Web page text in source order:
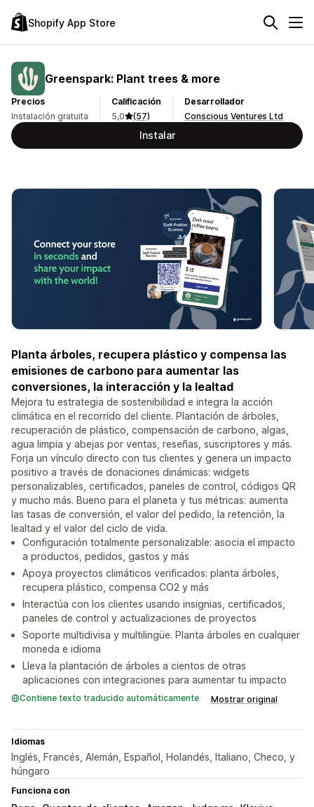
Shopify App Store
Greenspark: Plant trees & more
Precios
Instalación gratuita
Calificación
5,0
(57)
Desarrollador
Conscious Ventures Ltd
Instalar
Planta árboles, recupera plástico y compensa las
emisiones de carbono para aumentar las
conversiones, la interacción y la lealtad
Mejora tu estrategia de sostenibilidad e integra la acción
climática en el recorrido del cliente. Plantación de árboles,
recuperación de plástico, compensación de carbono, algas,
agua limpia y abejas por ventas, reseñas, suscriptores y más.
Forja un vínculo directo con tus clientes y genera un impacto
positivo a través de donaciones dinámicas: widgets
personalizables, certificados, paneles de control, códigos QR
y mucho más. Bueno para el planeta y tus métricas: aumenta
las tasas de conversión, el valor del pedido, la retención, la
lealtad y el valor del ciclo de vida.
Configuración totalmente personalizable: asocia el impacto
a productos, pedidos, gastos y más
Apoya proyectos climáticos verificados: planta árboles,
recupera plástico, compensa CO2 y más
Interactúa con los clientes usando insignias, certificados,
paneles de control y actualizaciones de proyectos
Soporte multidivisa y multilingüe. Planta árboles en cualquier
moneda e idioma
Lleva la plantación de árboles a cientos de otras
aplicaciones con integraciones para aumentar tu impacto
Contiene texto traducido automáticamente Mostrar original
Idiomas
Inglés, Francés, Alemán, Español, Holandés, Italiano, Checo, y
húngaro
Funciona con